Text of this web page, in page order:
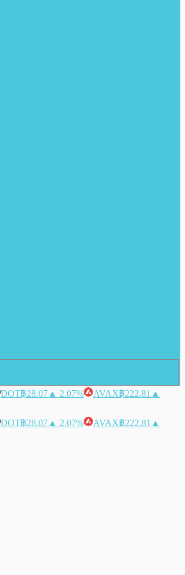
DOT฿28.07 ▲ 2.07% AVAX฿222.81 ▲
DOT฿28.07 ▲ 2.07% AVAX฿222.81 ▲